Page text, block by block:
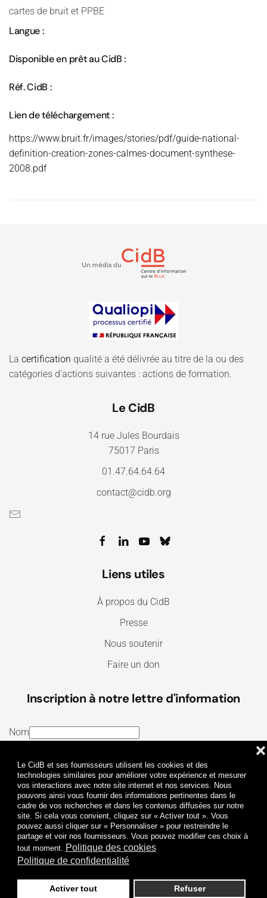
Le CidB et ses fournisseurs utilisent les cookies et des
technologies similaires pour améliorer votre expérience et mesurer
vos interactions avec notre site internet et nos services. Nous
pouvons ainsi vous fournir des informations pertinentes dans le
cadre de vos recherches et dans les contenus diffusées sur notre
site. Si cela vous convient, cliquez sur « Activer tout ». Vous
pouvez aussi cliquer sur « Personnaliser » pour restreindre le
partage et voir nos fournisseurs. Vous pouvez modifier ces choix à
tout moment. Politique des cookies
Politique de confidentialité
Activer tout Refuser
❌
cartes de bruit et PPBE
Langue :
Disponible en prêt au CidB :
Réf. CidB :
Lien de téléchargement :
https://www.bruit.fr/images/stories/pdf/guide-national-
definition-creation-zones-calmes-document-synthese-
2008.pdf
La certification qualité a été délivrée au titre de la ou des
catégories d'actions suivantes : actions de formation.
Le CidB
14 rue Jules Bourdais
75017 Paris
01.47.64.64.64
contact@cidb.org
Liens utiles
À propos du CidB
Presse
Nous soutenir
Faire un don
Inscription à notre lettre d'information
Nom
J’ai lu et j’accepte lesTermes et conditionset la
Politique de confidentialité
Je m'abonne